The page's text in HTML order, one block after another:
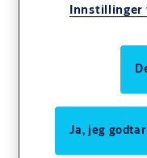
Innstillinger
Ja, jeg